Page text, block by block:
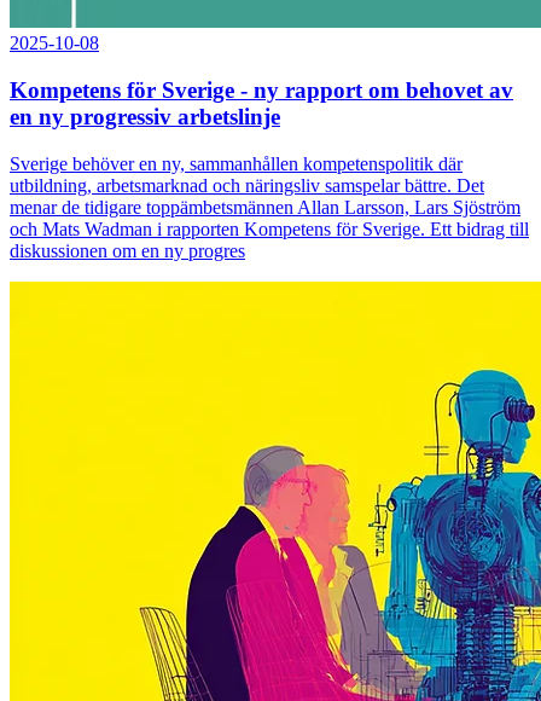
2025-10-08
Kompetens för Sverige - ny rapport om behovet av
en ny progressiv arbetslinje
Sverige behöver en ny, sammanhållen kompetenspolitik där
utbildning, arbetsmarknad och näringsliv samspelar bättre. Det
menar de tidigare toppämbetsmännen Allan Larsson, Lars Sjöström
och Mats Wadman i rapporten Kompetens för Sverige. Ett bidrag till
diskussionen om en ny progres